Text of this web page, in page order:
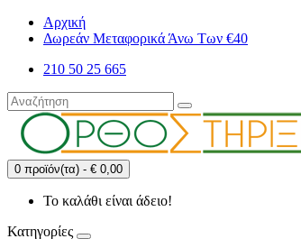
Αρχική
Δωρεάν Μεταφορικά Άνω Των €40
210 50 25 665
0 προϊόν(τα) - € 0,00
Το καλάθι είναι άδειο!
Κατηγορίες